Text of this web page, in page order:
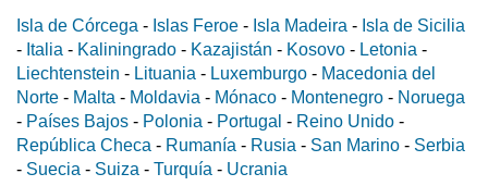
Isla de Córcega - Islas Feroe - Isla Madeira - Isla de Sicilia
- Italia - Kaliningrado - Kazajistán - Kosovo - Letonia -
Liechtenstein - Lituania - Luxemburgo - Macedonia del
Norte - Malta - Moldavia - Mónaco - Montenegro - Noruega
- Países Bajos - Polonia - Portugal - Reino Unido -
República Checa - Rumanía - Rusia - San Marino - Serbia
- Suecia - Suiza - Turquía - Ucrania